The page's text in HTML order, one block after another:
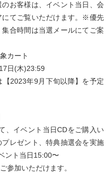
お客様は、イベント当日、会
にてご覧いただけます。※優先
合時間は当選メールにてご案
カート
日(木)23:59
2023年9月下旬以降】を予定
、イベント当日CDをご購入い
レゼント、特典抽選会を実施
ント当日15:00〜
参加いただけます。